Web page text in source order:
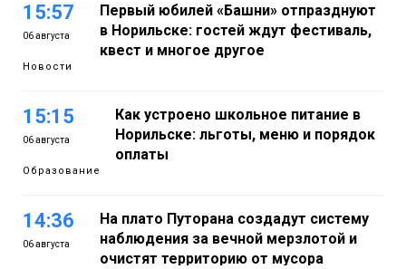
15:57
06 августа
Новости
Первый юбилей «Башни» отпразднуют
в Норильске: гостей ждут фестиваль,
квест и многое другое
15:15
06 августа
Образование
Как устроено школьное питание в
Норильске: льготы, меню и порядок
оплаты
14:36
06 августа
На плато Путорана создадут систему
наблюдения за вечной мерзлотой и
очистят территорию от мусора